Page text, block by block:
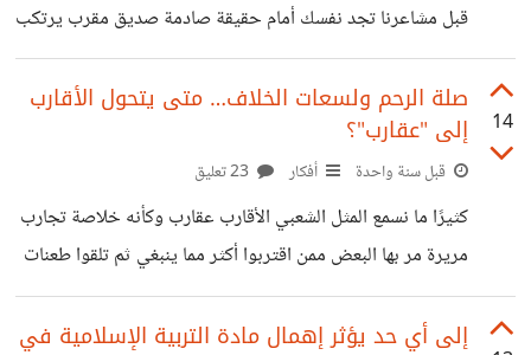
قبل مشاعرنا تجد نفسك أمام حقيقة صادمة صديق مقرب يرتكب
خيانة بحق شخص آخر لا يعلم شيئًا سواء كانت خيانة عاطفية أو
خيانة للثقة أو موقفًا غير أخلاقي وهنا يبدأ الصراع الداخلي هل
تتدخل وتكشف الحقيقة لأنك ترى أن الصمت مشاركة في الظلم
أم تختار الابتعاد وترك الأمر للزمن خشية من عواقب المواجهة أو
حفاظًا على علاقتك بهذا الصديق أتذكر موقفًا واقعيًا حدث مع
إحدى صديقاتي اكتشفت أن صديقتها المقربة تخون
14
صلة الرحم ولسعات الخلاف… متى يتحول الأقارب
إلى "عقارب"؟
قبل سنة واحدة أفكار
كثيرًا ما نسمع المثل الشعبي الأقارب عقارب وكأنه خلاصة تجارب
مريرة مر بها البعض ممن اقتربوا أكثر مما ينبغي ثم تلقوا طعنات
لم يتوقعوها فالمفارقة أن صلة الرحم التي أمرنا الله بها وجعلها
من أعظم القرب تكون أحيانًا مصدرًا للألم بدلًا من أن تكون سندًا
إلى أي حد يؤثر إهمال مادة التربية الإسلامية في